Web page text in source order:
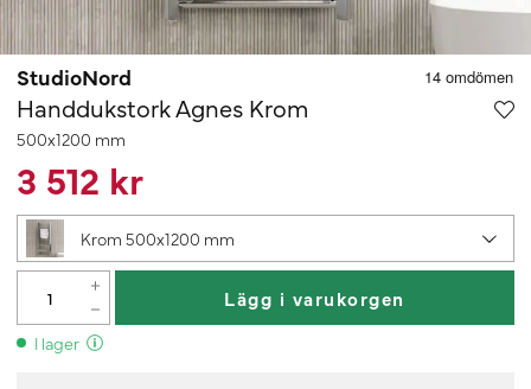
StudioNord
Handdukstork Agnes Krom
500x1200 mm
3 512 kr
Krom 500x1200 mm
Lägg i varukorgen
I lager